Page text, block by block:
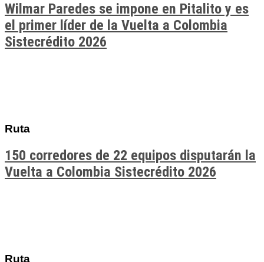
Wilmar Paredes se impone en Pitalito y es
el primer líder de la Vuelta a Colombia
Sistecrédito 2026
Ruta
150 corredores de 22 equipos disputarán la
Vuelta a Colombia Sistecrédito 2026
Ruta